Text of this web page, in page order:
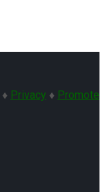
♦ Privacy ♦ Promote